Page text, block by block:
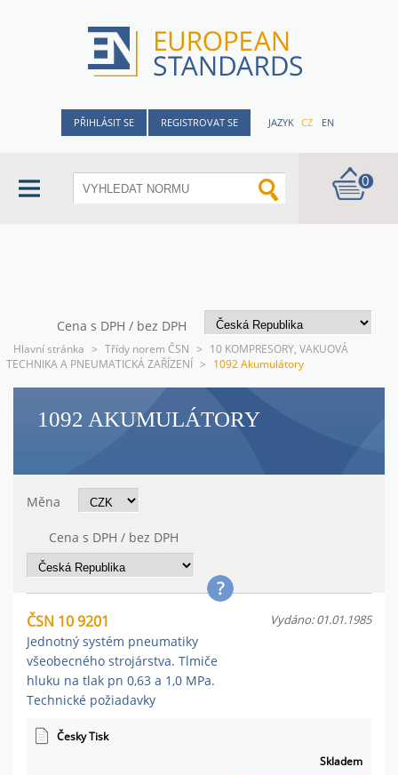
PŘIHLÁSIT SE REGISTROVAT SE JAZYK CZ EN
0
Cena s DPH / bez DPH
Hlavní stránka > Třídy norem ČSN > 10 KOMPRESORY, VAKUOVÁ
TECHNIKA A PNEUMATICKÁ ZAŘÍZENÍ > 1092 Akumulátory
1092 AKUMULÁTORY
Měna
Cena s DPH / bez DPH
ČSN 10 9201
Jednotný systém pneumatiky
všeobecného strojárstva. Tlmiče
hluku na tlak pn 0,63 a 1,0 MPa.
Technické požiadavky
Vydáno: 01.01.1985
Česky Tisk
Skladem